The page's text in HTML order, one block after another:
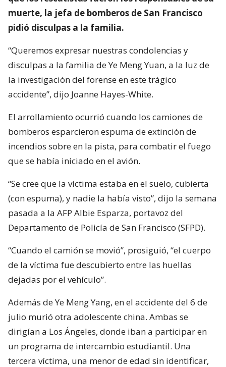
muerte, la jefa de bomberos de San Francisco
pidió disculpas a la familia.
“Queremos expresar nuestras condolencias y
disculpas a la familia de Ye Meng Yuan, a la luz de
la investigación del forense en este trágico
accidente”, dijo Joanne Hayes-White.
El arrollamiento ocurrió cuando los camiones de
bomberos esparcieron espuma de extinción de
incendios sobre en la pista, para combatir el fuego
que se había iniciado en el avión.
“Se cree que la víctima estaba en el suelo, cubierta
(con espuma), y nadie la había visto”, dijo la semana
pasada a la AFP Albie Esparza, portavoz del
Departamento de Policía de San Francisco (SFPD).
“Cuando el camión se movió”, prosiguió, “el cuerpo
de la víctima fue descubierto entre las huellas
dejadas por el vehículo”.
Además de Ye Meng Yang, en el accidente del 6 de
julio murió otra adolescente china. Ambas se
dirigían a Los Ángeles, donde iban a participar en
un programa de intercambio estudiantil. Una
tercera víctima, una menor de edad sin identificar,